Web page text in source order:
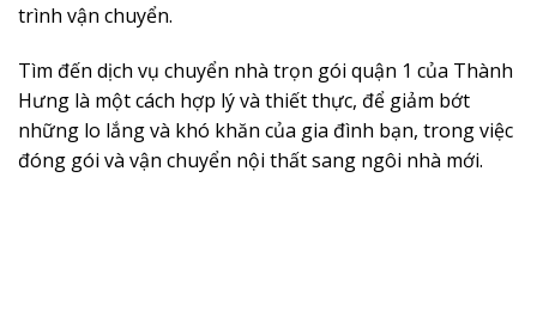
trình vận chuyển.
Tìm đến dịch vụ chuyển nhà trọn gói quận 1 của Thành
Hưng là một cách hợp lý và thiết thực, để giảm bớt
những lo lắng và khó khăn của gia đình bạn, trong việc
đóng gói và vận chuyển nội thất sang ngôi nhà mới.